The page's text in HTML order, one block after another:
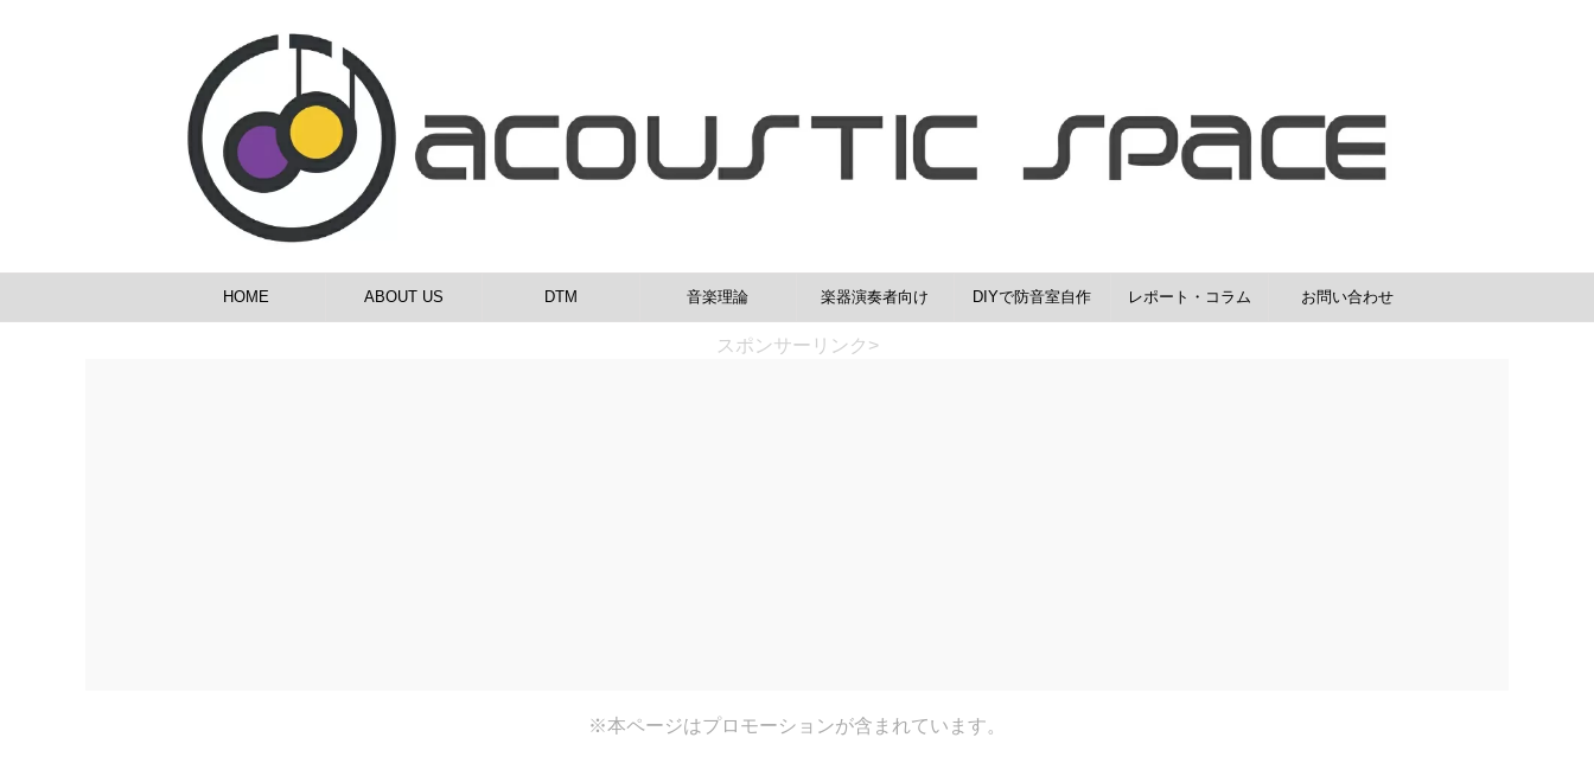
HOME ABOUT US DTM 音楽理論 楽器演奏者向け DIYで防音室自作 レポート・コラム お問い合わせ
スポンサーリンク>
※本ページはプロモーションが含まれています。